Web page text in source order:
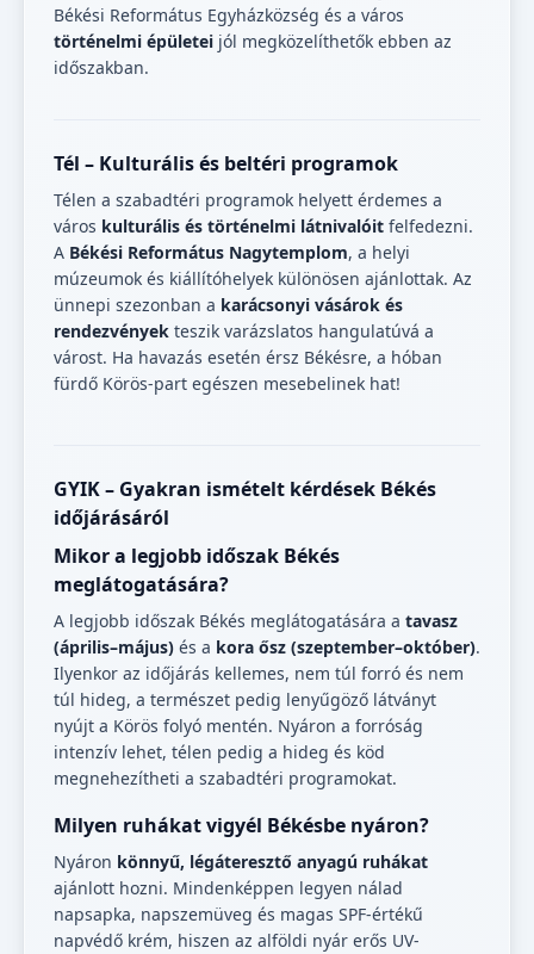
Békési Református Egyházközség és a város
történelmi épületei jól megközelíthetők ebben az
időszakban.
Tél – Kulturális és beltéri programok
Télen a szabadtéri programok helyett érdemes a
város kulturális és történelmi látnivalóit felfedezni.
A Békési Református Nagytemplom, a helyi
múzeumok és kiállítóhelyek különösen ajánlottak. Az
ünnepi szezonban a karácsonyi vásárok és
rendezvények teszik varázslatos hangulatúvá a
várost. Ha havazás esetén érsz Békésre, a hóban
fürdő Körös-part egészen mesebelinek hat!
GYIK – Gyakran ismételt kérdések Békés
időjárásáról
Mikor a legjobb időszak Békés
meglátogatására?
A legjobb időszak Békés meglátogatására a tavasz
(április–május) és a kora ősz (szeptember–október).
Ilyenkor az időjárás kellemes, nem túl forró és nem
túl hideg, a természet pedig lenyűgöző látványt
nyújt a Körös folyó mentén. Nyáron a forróság
intenzív lehet, télen pedig a hideg és köd
megnehezítheti a szabadtéri programokat.
Milyen ruhákat vigyél Békésbe nyáron?
Nyáron könnyű, légáteresztő anyagú ruhákat
ajánlott hozni. Mindenképpen legyen nálad
napsapka, napszemüveg és magas SPF-értékű
napvédő krém, hiszen az alföldi nyár erős UV-